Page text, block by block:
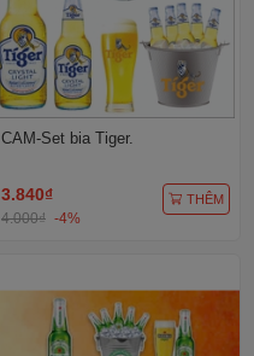
CAM-Set bia Tiger.
3.840₫
4.000₫ -4%
THÊM